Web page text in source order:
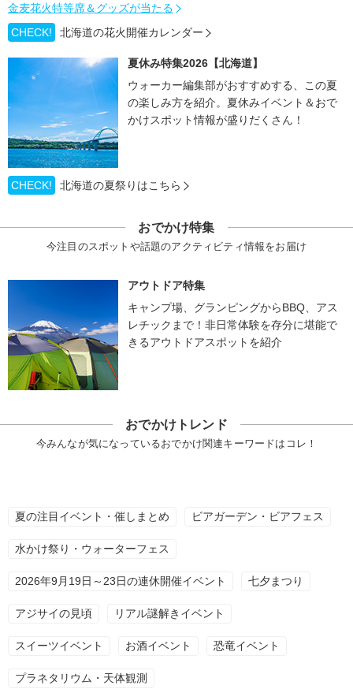
金麦花火特等席＆グッズが当たる
CHECK!
北海道の花火開催カレンダー
夏休み特集2026【北海道】
ウォーカー編集部がおすすめする、この夏
の楽しみ方を紹介。夏休みイベント＆おで
かけスポット情報が盛りだくさん！
CHECK! 北海道の夏祭りはこちら
おでかけ特集
今注目のスポットや話題のアクティビティ情報をお届け
アウトドア特集
キャンプ場、グランピングからBBQ、アス
レチックまで！非日常体験を存分に堪能で
きるアウトドアスポットを紹介
おでかけトレンド
今みんなが気になっているおでかけ関連キーワードはコレ！
夏の注目イベント・催しまとめ ビアガーデン・ビアフェス
水かけ祭り・ウォーターフェス
2026年9月19日～23日の連休開催イベント 七夕まつり
アジサイの見頃 リアル謎解きイベント
スイーツイベント お酒イベント 恐竜イベント
プラネタリウム・天体観測